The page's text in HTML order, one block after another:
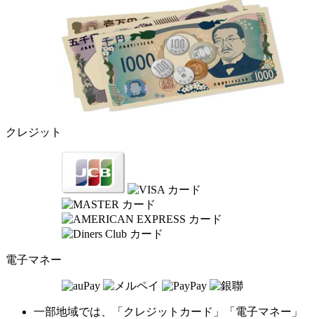
クレジット
電子マネー
一部地域では、「クレジットカード」「電子マネー」